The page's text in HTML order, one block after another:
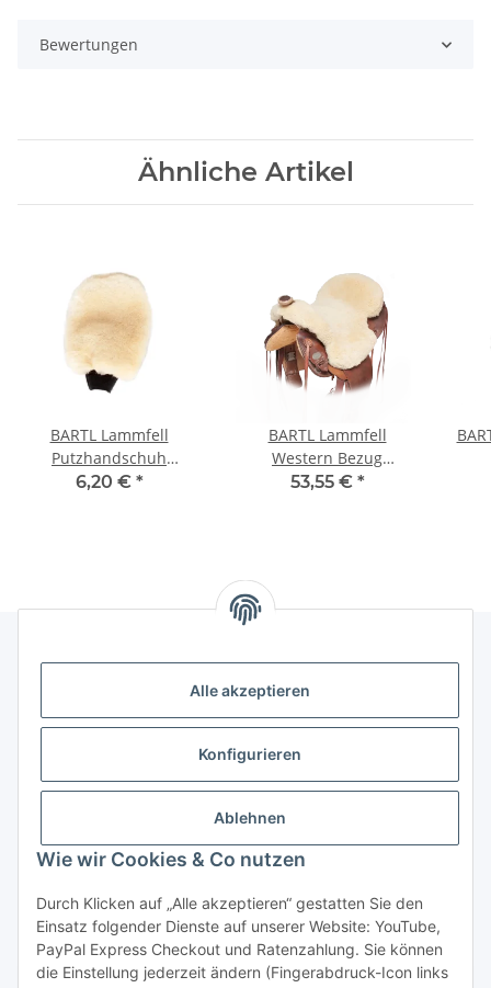
Alle akzeptieren
Konfigurieren
Ablehnen
Wie wir Cookies & Co nutzen
Durch Klicken auf „Alle akzeptieren“ gestatten Sie den
Einsatz folgender Dienste auf unserer Website: YouTube,
PayPal Express Checkout und Ratenzahlung. Sie können
die Einstellung jederzeit ändern (Fingerabdruck-Icon links
Bewertungen
Ähnliche Artikel
BARTL Lammfell
Putzhandschuh
"FLAUSCHI" beidseitig
6,20 € *
BARTL Lammfell
Western Bezug
"CALIFORNIA"
53,55 € *
Versand- und Zahlungsarten